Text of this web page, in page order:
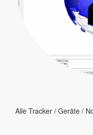
Alle Tracker / Geräte /